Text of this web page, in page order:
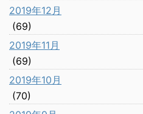
2019年12月
(69)
2019年11月
(69)
2019年10月
(70)